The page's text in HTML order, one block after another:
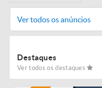
Ver todos os anúncios
Destaques
Ver todos os destaques